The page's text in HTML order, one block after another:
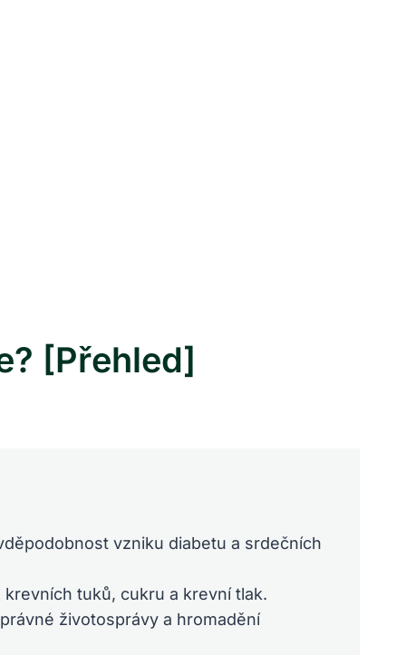
[Přehled]
vzniku diabetu a srdečních
tuků, cukru a krevní tlak.
životosprávy a hromadění